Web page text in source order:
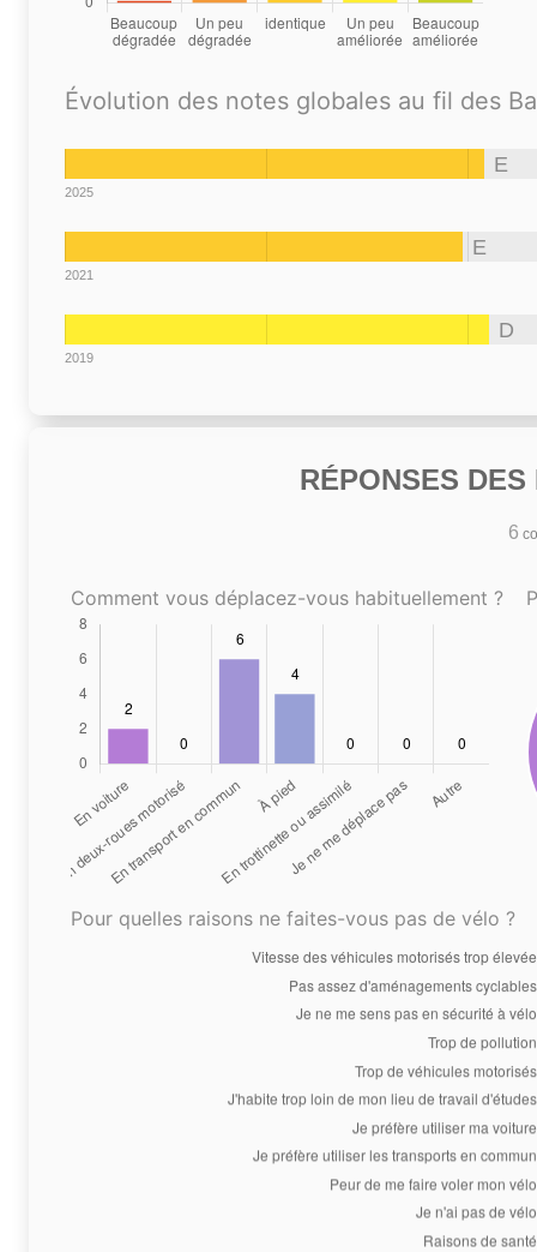
Évolution des notes globales au fil des
E
2025
E
2021
D
2019
RÉPONSES
6
Comment vous déplacez-vous habituellement ?
Pour quelles raisons ne faites-vous pas de vélo ?